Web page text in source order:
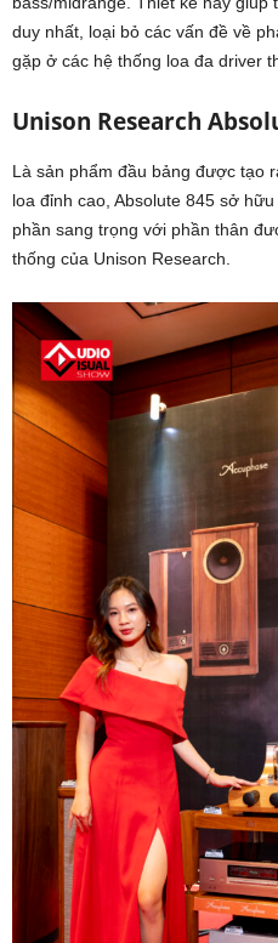
duy nhất, loại bỏ các vấn đề về
gặp ở các hệ thống loa đa driver
Unison Research
Là sản phẩm đầu bảng được tạo
loa đỉnh cao, Absolute 845 sở
phần sang trọng với phần thân
thống của Unison Research.